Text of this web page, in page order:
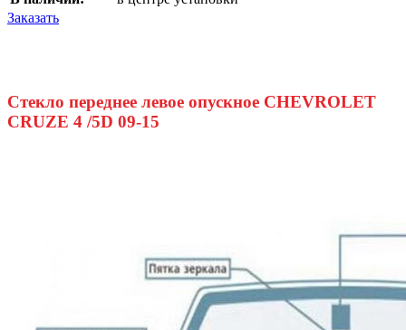
Заказать
Стекло переднее левое опускное CHEVROLET
CRUZE 4 /5D 09-15